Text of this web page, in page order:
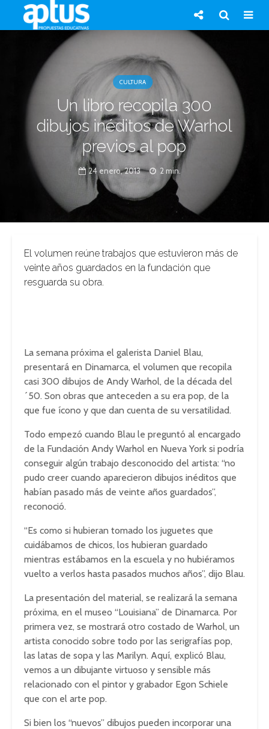
CULTURA
Un libro recopila 300
dibujos inéditos de Warhol
previos al pop
24 enero, 2013 2 min.
El volumen reúne trabajos que estuvieron más de
veinte años guardados en la fundación que
resguarda su obra.
La semana próxima el galerista Daniel Blau,
presentará en Dinamarca, el volumen que recopila
casi 300 dibujos de Andy Warhol, de la década del
´50. Son obras que anteceden a su era pop, de la
que fue ícono y que dan cuenta de su versatilidad.
Todo empezó cuando Blau le preguntó al encargado
de la Fundación Andy Warhol en Nueva York si podría
conseguir algún trabajo desconocido del artista: “no
pudo creer cuando aparecieron dibujos inéditos que
habían pasado más de veinte años guardados”,
reconoció.
“Es como si hubieran tomado los juguetes que
cuidábamos de chicos, los hubieran guardado
mientras estábamos en la escuela y no hubiéramos
vuelto a verlos hasta pasados muchos años”, dijo Blau.
La presentación del material, se realizará la semana
próxima, en el museo “Louisiana” de Dinamarca. Por
primera vez, se mostrará otro costado de Warhol, un
artista conocido sobre todo por las serigrafías pop,
las latas de sopa y las Marilyn. Aquí, explicó Blau,
vemos a un dibujante virtuoso y sensible más
relacionado con el pintor y grabador Egon Schiele
que con el arte pop.
Si bien los “nuevos” dibujos pueden incorporar una